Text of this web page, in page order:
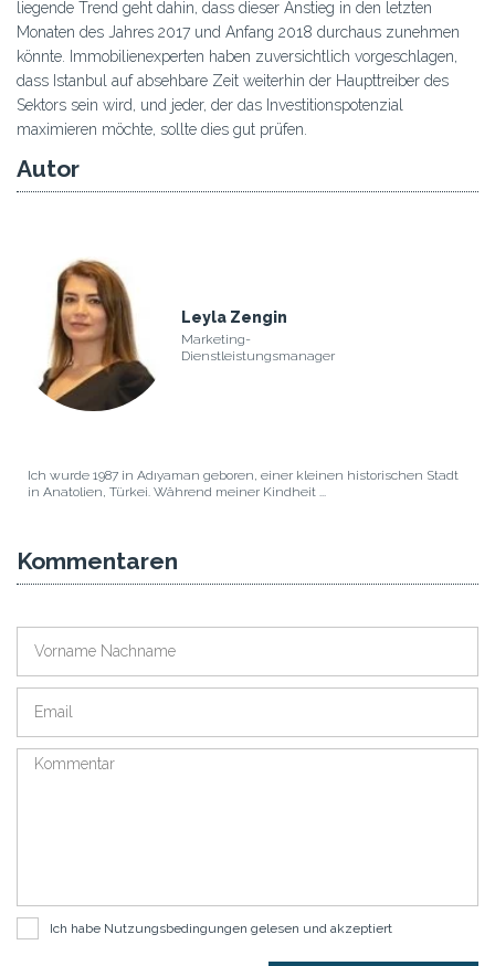
liegende Trend geht dahin, dass dieser Anstieg in den letzten
Monaten des Jahres 2017 und Anfang 2018 durchaus zunehmen
könnte. Immobilienexperten haben zuversichtlich vorgeschlagen,
dass Istanbul auf absehbare Zeit weiterhin der Haupttreiber des
Sektors sein wird, und jeder, der das Investitionspotenzial
maximieren möchte, sollte dies gut prüfen.
Autor
Leyla Zengin
Marketing-
Dienstleistungsmanager
Ich wurde 1987 in Adıyaman geboren, einer kleinen historischen Stadt
in Anatolien, Türkei. Während meiner Kindheit ...
Kommentaren
Ich habe Nutzungsbedingungen gelesen und akzeptiert